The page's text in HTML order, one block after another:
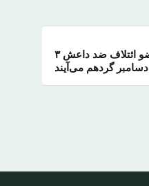
وزیران خارجه کشورهای عضو ائتلاف ضد داعش ۳
دسامبر گردهم می‌آیند